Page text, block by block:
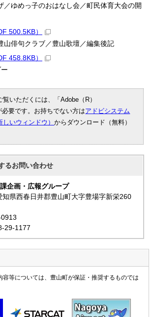
／ゆめっ子のおはなし会／町民体育大会の開
500.5KB）
山俳句クラブ／豊山歌壇／編集後記
458.8KB）
いただくには、「Adobe（R）
必要です。お持ちでない方はアドビシステム
しいウィンドウ）からダウンロード（無料）
るお問い合わせ
企画・広報グループ
県西春日井郡豊山町大字豊場字新栄260
29-1177
容等については、豊山町が保証・推奨するものでは